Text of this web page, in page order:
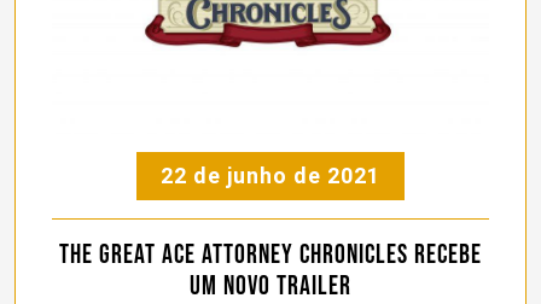
22 de junho de 2021
The Great Ace Attorney Chronicles recebe
um novo trailer